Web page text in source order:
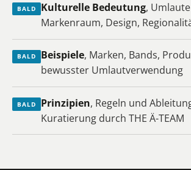
BALD Kulturelle Bedeutung,
Markenraum, Design,
BALD Beispiele, Marken, Bands,
bewusster Umlautverwendung
BALD Prinzipien, Regeln und
Kuratierung durch THE Ä-TEAM